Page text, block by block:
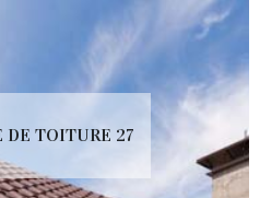
DE TOITURE 27